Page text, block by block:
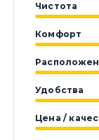
Чистота
Комфорт
Удобства
Цена /